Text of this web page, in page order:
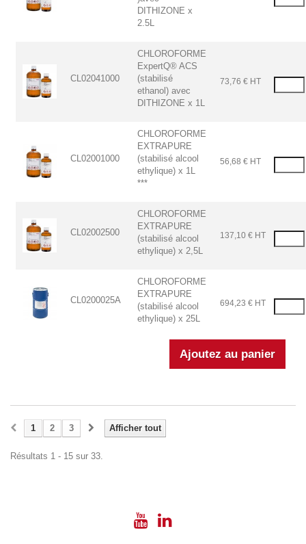
DITHIZONE x
2.5L
CL02041000
CHLOROFORME
ExpertQ® ACS
(stabilisé
ethanol) avec
DITHIZONE x 1L
73,76 € HT
CL02001000
CHLOROFORME
EXTRAPURE
(stabilisé alcool
ethylique) x 1L
***
56,68 € HT
CL02002500
CHLOROFORME
EXTRAPURE
(stabilisé alcool
ethylique) x 2,5L
137,10 € HT
CL0200025A
CHLOROFORME
EXTRAPURE
(stabilisé alcool
ethylique) x 25L
694,23 € HT
Afficher tout
1 2 3
Résultats 1 - 15 sur 33.